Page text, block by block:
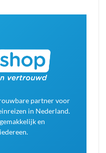
partner voor
in Nederland.
en